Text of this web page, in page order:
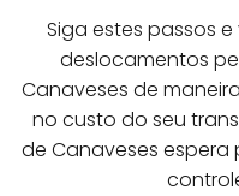
Siga estes passos
deslocamentos
Canaveses de
no custo do seu
de Canaveses